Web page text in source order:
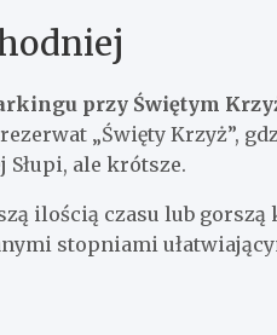
przy Świętym
„Święty Krzyż”,
ale krótsze.
ilością czasu lub gorszą
stopniami